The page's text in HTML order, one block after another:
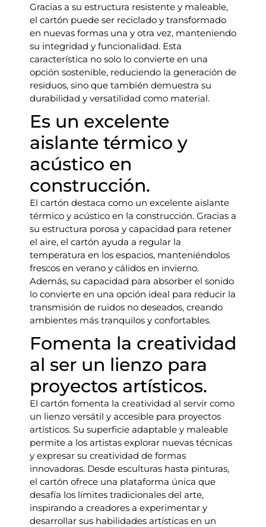
Gracias a su estructura resistente y maleable,
el cartón puede ser reciclado y transformado
en nuevas formas una y otra vez, manteniendo
su integridad y funcionalidad. Esta
característica no solo lo convierte en una
opción sostenible, reduciendo la generación de
residuos, sino que también demuestra su
durabilidad y versatilidad como material.
Es un excelente
aislante térmico y
acústico en
construcción.
El cartón destaca como un excelente aislante
térmico y acústico en la construcción. Gracias a
su estructura porosa y capacidad para retener
el aire, el cartón ayuda a regular la
temperatura en los espacios, manteniéndolos
frescos en verano y cálidos en invierno.
Además, su capacidad para absorber el sonido
lo convierte en una opción ideal para reducir la
transmisión de ruidos no deseados, creando
ambientes más tranquilos y confortables.
Fomenta la creatividad
al ser un lienzo para
proyectos artísticos.
El cartón fomenta la creatividad al servir como
un lienzo versátil y accesible para proyectos
artísticos. Su superficie adaptable y maleable
permite a los artistas explorar nuevas técnicas
y expresar su creatividad de formas
innovadoras. Desde esculturas hasta pinturas,
el cartón ofrece una plataforma única que
desafía los límites tradicionales del arte,
inspirando a creadores a experimentar y
desarrollar sus habilidades artísticas en un